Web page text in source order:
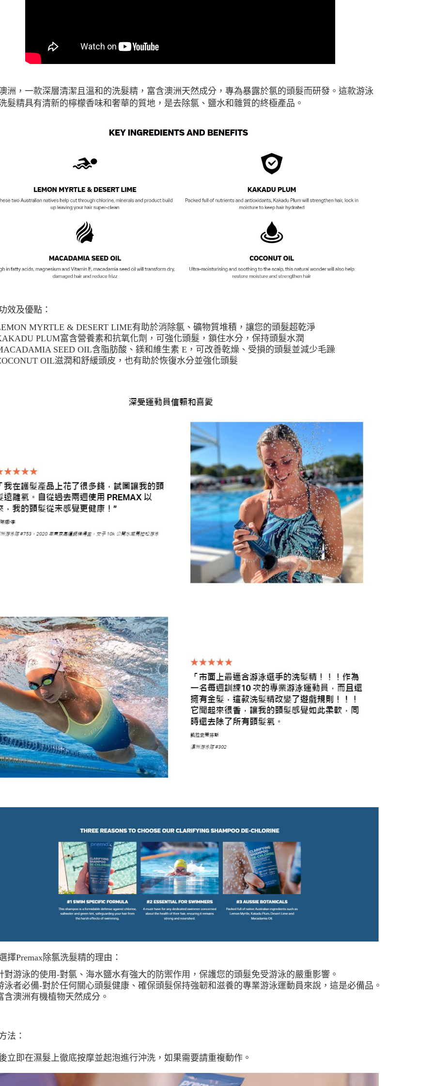
洲，一款深層清潔且溫和的洗髮精，富含澳洲天然成分，專為暴露於氯的頭髮而研發。這款游泳
髮精具有清新的檸檬香味和奢華的質地，是去除氯、鹽水和雜質的終極產品。
效及優點：
MYRTLE & DESERT LIME有助於消除氯、礦物質堆積，讓您的頭髮超乾淨
PLUM富含營養素和抗氧化劑，可強化頭髮，鎖住水分，保持頭髮水潤
SEED OIL含脂肪酸、鎂和維生素 E ，可改善乾燥、受損的頭髮並減少毛躁
OIL滋潤和舒緩頭皮，也有助於恢復水分並強化頭髮
擇Premax除氯洗髮精的理由：
對游泳的使用-對氯、海水鹽水有強大的防禦作用，保護您的頭髮免受游泳的嚴重影響。
泳者必備-對於任何關心頭髮健康、確保頭髮保持強韌和滋養的專業游泳運動員來說，這是必備品。
含澳洲有機植物天然成分。
法：
立即在濕髮上徹底按摩並起泡進行沖洗，如果需要請重複動作。